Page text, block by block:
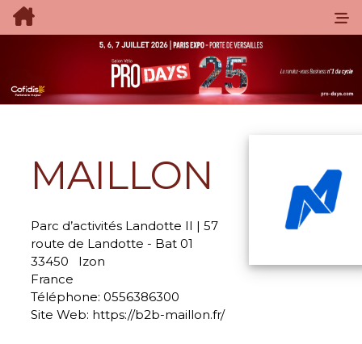
MAILLON
Parc d’activités Landotte II | 57
route de Landotte - Bat 01
33450
Izon
France
Téléphone: 0556386300
Site Web: https://b2b-maillon.fr/